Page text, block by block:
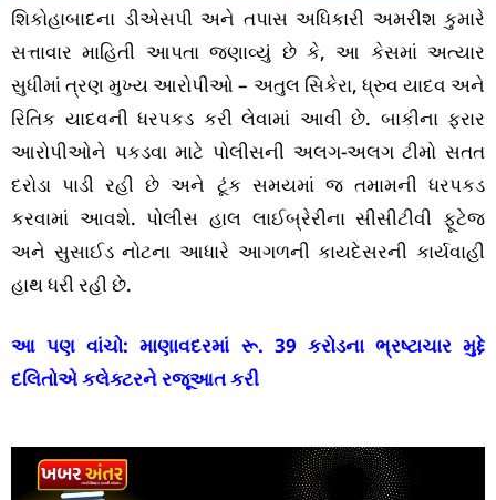
શિકોહાબાદના ડીએસપી અને તપાસ અધિકારી અમરીશ કુમારે
સત્તાવાર માહિતી આપતા જણાવ્યું છે કે, આ કેસમાં અત્યાર
સુધીમાં ત્રણ મુખ્ય આરોપીઓ – અતુલ સિકેરા, ધ્રુવ યાદવ અને
રિતિક યાદવની ધરપકડ કરી લેવામાં આવી છે. બાકીના ફરાર
આરોપીઓને પકડવા માટે પોલીસની અલગ-અલગ ટીમો સતત
દરોડા પાડી રહી છે અને ટૂંક સમયમાં જ તમામની ધરપકડ
કરવામાં આવશે. પોલીસ હાલ લાઈબ્રેરીના સીસીટીવી ફૂટેજ
અને સુસાઈડ નોટના આધારે આગળની કાયદેસરની કાર્યવાહી
હાથ ધરી રહી છે.
આ પણ વાંચો:માણાવદરમાં રૂ. 39 કરોડના ભ્રષ્ટાચાર મુદ્દે
દલિતોએ કલેક્ટરને રજૂઆત કરી